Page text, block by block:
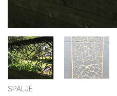
SPALJÉ